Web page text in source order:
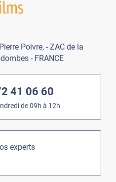
Poivre, - ZAC de la
- FRANCE
41 06 60
de 09h à 12h
experts